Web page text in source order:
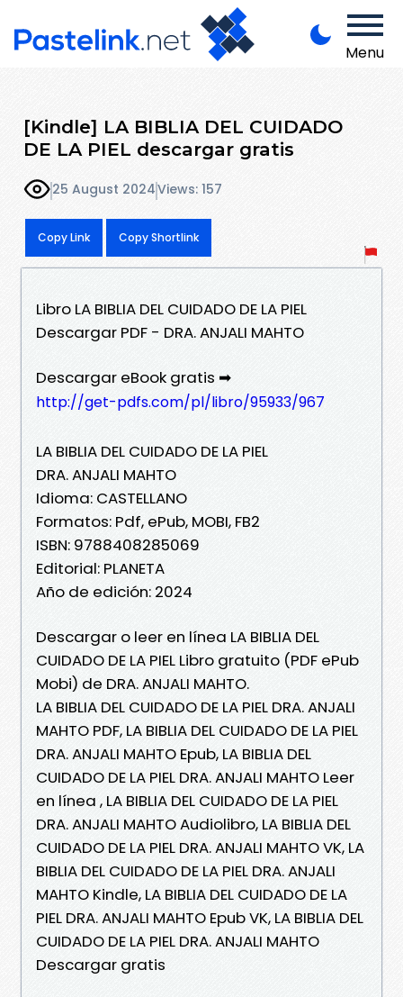
Menu
[Kindle] LA BIBLIA DEL CUIDADO
DE LA PIEL descargar gratis
25 August 2024Views: 157
Copy Link Copy Shortlink
Libro LA BIBLIA DEL CUIDADO DE LA PIEL
Descargar PDF - DRA. ANJALI MAHTO
Descargar eBook gratis ➡
http://get-pdfs.com/pl/libro/95933/967
LA BIBLIA DEL CUIDADO DE LA PIEL
DRA. ANJALI MAHTO
Idioma: CASTELLANO
Formatos: Pdf, ePub, MOBI, FB2
ISBN: 9788408285069
Editorial: PLANETA
Año de edición: 2024
Descargar o leer en línea LA BIBLIA DEL
CUIDADO DE LA PIEL Libro gratuito (PDF ePub
Mobi) de DRA. ANJALI MAHTO.
LA BIBLIA DEL CUIDADO DE LA PIEL DRA. ANJALI
MAHTO PDF, LA BIBLIA DEL CUIDADO DE LA PIEL
DRA. ANJALI MAHTO Epub, LA BIBLIA DEL
CUIDADO DE LA PIEL DRA. ANJALI MAHTO Leer
en línea , LA BIBLIA DEL CUIDADO DE LA PIEL
DRA. ANJALI MAHTO Audiolibro, LA BIBLIA DEL
CUIDADO DE LA PIEL DRA. ANJALI MAHTO VK, LA
BIBLIA DEL CUIDADO DE LA PIEL DRA. ANJALI
MAHTO Kindle, LA BIBLIA DEL CUIDADO DE LA
PIEL DRA. ANJALI MAHTO Epub VK, LA BIBLIA DEL
CUIDADO DE LA PIEL DRA. ANJALI MAHTO
Descargar gratis